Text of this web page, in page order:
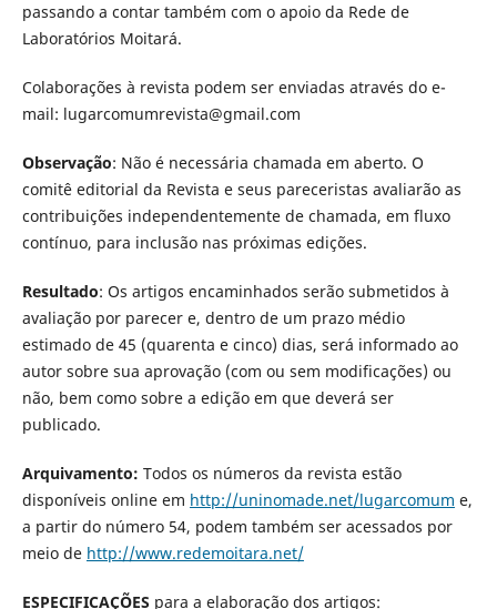
passando a contar também com o apoio da Rede de
Laboratórios Moitará.
Colaborações à revista podem ser enviadas através do e-
mail: lugarcomumrevista@gmail.com
Observação: Não é necessária chamada em aberto. O
comitê editorial da Revista e seus pareceristas avaliarão as
contribuições independentemente de chamada, em fluxo
contínuo, para inclusão nas próximas edições.
Resultado: Os artigos encaminhados serão submetidos à
avaliação por parecer e, dentro de um prazo médio
estimado de 45 (quarenta e cinco) dias, será informado ao
autor sobre sua aprovação (com ou sem modificações) ou
não, bem como sobre a edição em que deverá ser
publicado.
Arquivamento: Todos os números da revista estão
disponíveis online em http://uninomade.net/lugarcomum e,
a partir do número 54, podem também ser acessados por
meio de http://www.redemoitara.net/
ESPECIFICAÇÕES para a elaboração dos artigos: